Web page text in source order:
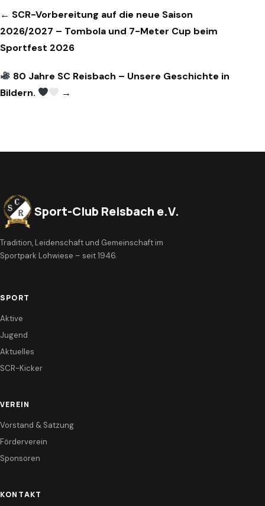
Beitragsnavigation
← SCR-Vorbereitung auf die neue Saison
2026/2027 – Tombola und 7-Meter Cup beim
Sportfest 2026
80 Jahre SC Reisbach – Unsere Geschichte in
Bildern.
→
Sport-Club Reisbach e.V.
Tradition, Leidenschaft und Gemeinschaft im
Sportpark Lohwiese – seit 1946.
SPORT
Aktive
Jugend
Aktuelles
SCR-Kicker
VEREIN
Vorstand & Satzung
Förderverein
Sponsoren
KONTAKT